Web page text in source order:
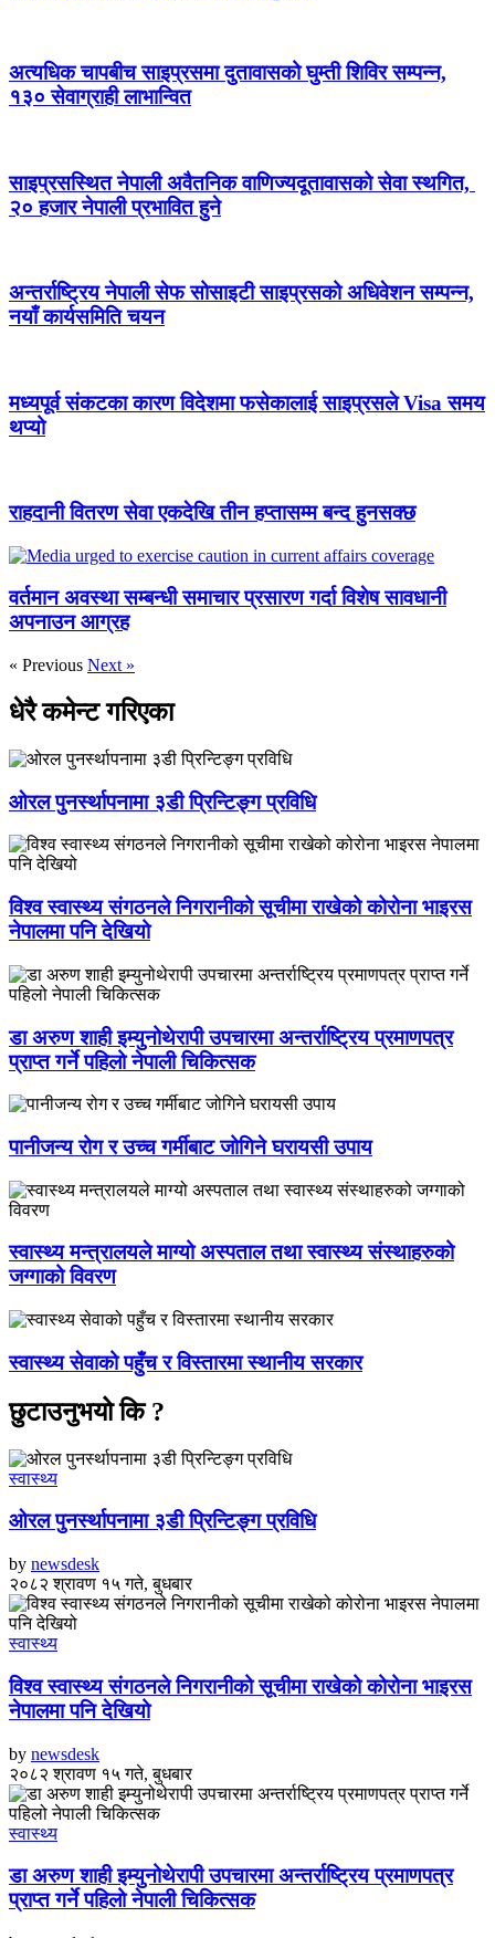
अत्यधिक चापबीच साइप्रसमा दुतावासको घुम्ती शिविर सम्पन्न,
१३० सेवाग्राही लाभान्वित
साइप्रसस्थित नेपाली अवैतनिक वाणिज्यदूतावासको सेवा स्थगित,
२० हजार नेपाली प्रभावित हुने
अन्तर्राष्ट्रिय नेपाली सेफ सोसाइटी साइप्रसको अधिवेशन सम्पन्न,
नयाँ कार्यसमिति चयन
मध्यपूर्व संकटका कारण विदेशमा फसेकालाई साइप्रसले Visa समय
थप्यो
राहदानी वितरण सेवा एकदेखि तीन हप्तासम्म बन्द हुनसक्छ
वर्तमान अवस्था सम्बन्धी समाचार प्रसारण गर्दा विशेष सावधानी
अपनाउन आग्रह
« Previous Next »
धेरै कमेन्ट गरिएका
ओरल पुनर्स्थापनामा ३डी प्रिन्टिङ्ग प्रविधि
विश्व स्वास्थ्य संगठनले निगरानीको सूचीमा राखेको कोरोना भाइरस
नेपालमा पनि देखियो
डा अरुण शाही इम्युनोथेरापी उपचारमा अन्तर्राष्ट्रिय प्रमाणपत्र
प्राप्त गर्ने पहिलो नेपाली चिकित्सक
पानीजन्य रोग र उच्च गर्मीबाट जोगिने घरायसी उपाय
स्वास्थ्य मन्त्रालयले माग्यो अस्पताल तथा स्वास्थ्य संस्थाहरुको
जग्गाको विवरण
स्वास्थ्य सेवाको पहुँच र विस्तारमा स्थानीय सरकार
छुटाउनुभयो कि ?
स्वास्थ्य
ओरल पुनर्स्थापनामा ३डी प्रिन्टिङ्ग प्रविधि
by newsdesk
२०८२ श्रावण १५ गते, बुधबार
स्वास्थ्य
विश्व स्वास्थ्य संगठनले निगरानीको सूचीमा राखेको कोरोना भाइरस
नेपालमा पनि देखियो
by newsdesk
२०८२ श्रावण १५ गते, बुधबार
स्वास्थ्य
डा अरुण शाही इम्युनोथेरापी उपचारमा अन्तर्राष्ट्रिय प्रमाणपत्र
प्राप्त गर्ने पहिलो नेपाली चिकित्सक